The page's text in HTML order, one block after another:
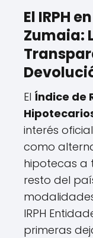
El IRPH
Zumaia:
El Índice de
interés
como
hipotecas a
resto del
modalidades
IRPH
primeras